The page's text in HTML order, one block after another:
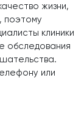
жизни,
поэтому
клиники
обследования
или